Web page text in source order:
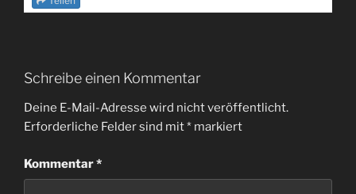
Schreibe einen Kommentar
Deine E-Mail-Adresse wird nicht veröffentlicht.
Erforderliche Felder sind mit* markiert
Kommentar*